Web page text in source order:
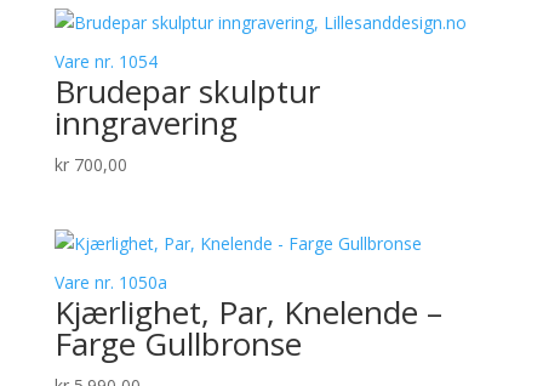
Vare nr. 1054
Brudepar skulptur
inngravering
kr700,00
Vare nr. 1050a
Kjærlighet, Par, Knelende –
Farge Gullbronse